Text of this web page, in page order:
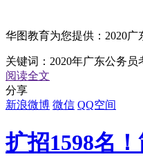
华图教育为您提供：2020广
关键词： 2020年广东公务
阅读全文
分享
新浪微博 微信 QQ空间
扩招1598名